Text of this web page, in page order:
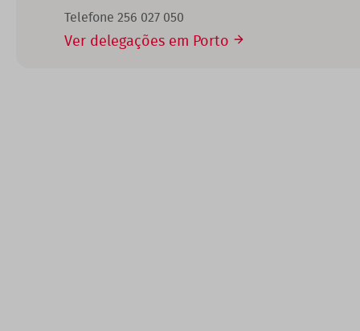
Telefone 256 027 050
Ver delegações em Porto